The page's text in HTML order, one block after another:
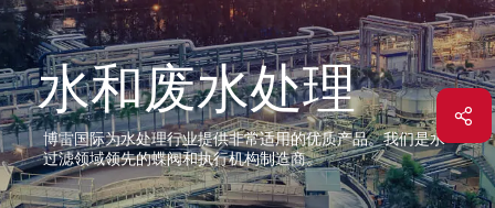
水和废水处理
博雷国际为水处理行业提供非常适用的优质产品。我们是水
过滤领域领先的蝶阀和执行机构制造商。